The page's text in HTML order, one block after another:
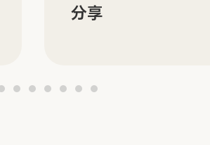
传官网分享